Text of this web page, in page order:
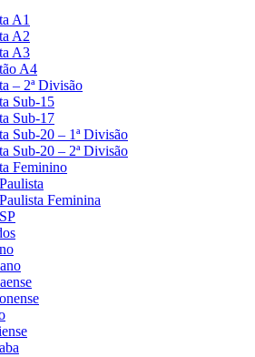
A1
A2
A3
A4
– 2ª Divisão
Sub-15
Sub-17
Sub-20 – 1ª Divisão
Sub-20 – 2ª Divisão
Feminino
Feminina